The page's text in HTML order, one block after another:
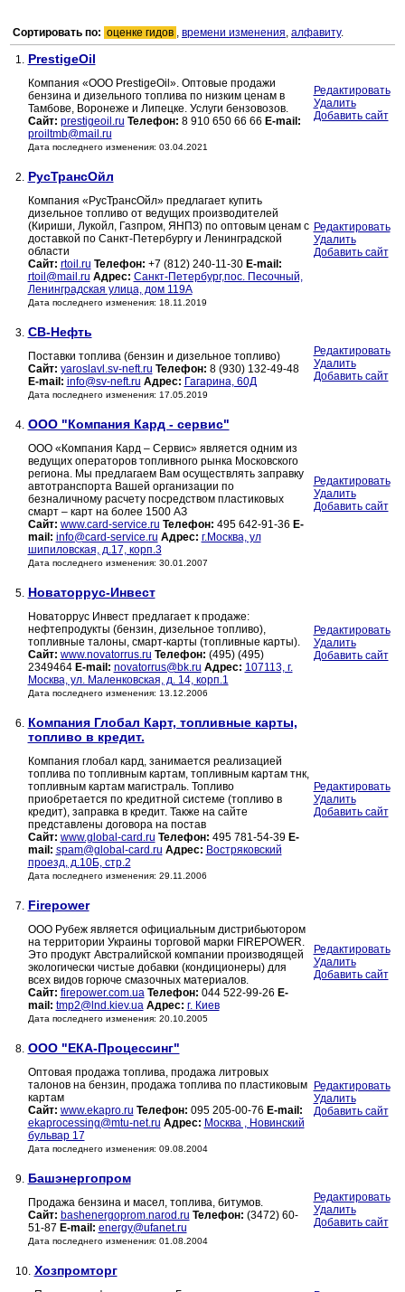
Сортировать по: оценке гидов , времени изменения, алфавиту.
1. PrestigeOil
Компания «ООО PrestigeOil». Оптовые продажи
бензина и дизельного топлива по низким ценам в
Тамбове, Воронеже и Липецке. Услуги бензовозов.
Сайт: prestigeoil.ru Телефон: 8 910 650 66 66 E-mail:
proiltmb@mail.ru
Дата последнего изменения: 03.04.2021
Редактировать
Удалить
Добавить сайт
2. РусТрансОйл
Компания «РусТрансОйл» предлагает купить
дизельное топливо от ведущих производителей
(Кириши, Лукойл, Газпром, ЯНПЗ) по оптовым ценам с
доставкой по Санкт-Петербургу и Ленинградской
области
Сайт: rtoil.ru Телефон: +7 (812) 240-11-30 E-mail:
rtoil@mail.ru Адрес: Санкт-Петербург,пос. Песочный,
Ленинградская улица, дом 119А
Дата последнего изменения: 18.11.2019
Редактировать
Удалить
Добавить сайт
3. СВ-Нефть
Поставки топлива (бензин и дизельное топливо)
Сайт: yaroslavl.sv-neft.ru Телефон: 8 (930) 132-49-48
E-mail: info@sv-neft.ru Адрес: Гагарина, 60Д
Дата последнего изменения: 17.05.2019
Редактировать
Удалить
Добавить сайт
4. OOO "Компания Кард - сервис"
ООО «Компания Кард – Сервис» является одним из
ведущих операторов топливного рынка Московского
региона. Мы предлагаем Вам осуществлять заправку
автотранспорта Вашей организации по
безналичному расчету посредством пластиковых
смарт – карт на более 1500 АЗ
Сайт: www.card-service.ru Телефон: 495 642-91-36 E-
mail: info@card-service.ru Адрес: г.Москва, ул
шипиловская, д.17, корп.3
Дата последнего изменения: 30.01.2007
Редактировать
Удалить
Добавить сайт
5. Новаторрус-Инвест
Новаторрус Инвест предлагает к продаже:
нефтепродукты (бензин, дизельное топливо),
топливные талоны, смарт-карты (топливные карты).
Сайт: www.novatorrus.ru Телефон: (495) (495)
2349464 E-mail: novatorrus@bk.ru Адрес: 107113, г.
Москва, ул. Маленковская, д. 14, корп.1
Дата последнего изменения: 13.12.2006
Редактировать
Удалить
Добавить сайт
6. Компания Глобал Карт, топливные карты,
топливо в кредит.
Компания глобал кард, занимается реализацией
топлива по топливным картам, топливным картам тнк,
топливным картам магистраль. Топливо
приобретается по кредитной системе (топливо в
кредит), заправка в кредит. Также на сайте
представлены договора на постав
Сайт: www.global-card.ru Телефон: 495 781-54-39 E-
mail: spam@global-card.ru Адрес: Востряковский
проезд, д.10Б, стр.2
Дата последнего изменения: 29.11.2006
Редактировать
Удалить
Добавить сайт
7. Firepower
ООО Рубеж является официальным дистрибьютором
на территории Украины торговой марки FIREPOWER.
Это продукт Австралийской компании производящей
экологически чистые добавки (кондиционеры) для
всех видов горюче смазочных материалов.
Сайт: firepower.com.ua Телефон: 044 522-99-26 E-
mail: tmp2@lnd.kiev.ua Адрес: г. Киев
Дата последнего изменения: 20.10.2005
Редактировать
Удалить
Добавить сайт
8. ООО "ЕКА-Процессинг"
Оптовая продажа топлива, продажа литровых
талонов на бензин, продажа топлива по пластиковым
картам
Сайт: www.ekapro.ru Телефон: 095 205-00-76 E-mail:
ekaprocessing@mtu-net.ru Адрес: Москва , Новинский
бульвар 17
Дата последнего изменения: 09.08.2004
Редактировать
Удалить
Добавить сайт
9. Башэнергопром
Продажа бензина и масел, топлива, битумов.
Сайт: bashenergoprom.narod.ru Телефон: (3472) 60-
51-87 E-mail: energy@ufanet.ru
Дата последнего изменения: 01.08.2004
Редактировать
Удалить
Добавить сайт
10. Хозпромторг